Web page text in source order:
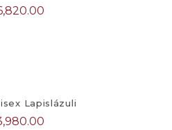
Lapislázuli